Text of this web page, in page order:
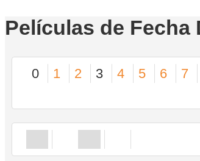
Películas de Fecha
0 1 2 3 4 5 6 7